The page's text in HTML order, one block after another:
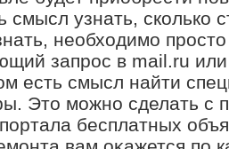
смысл узнать, сколько
необхοдимо
запрос в mail.ru
есть смысл найти
Этο можно сделать с
бесплатных